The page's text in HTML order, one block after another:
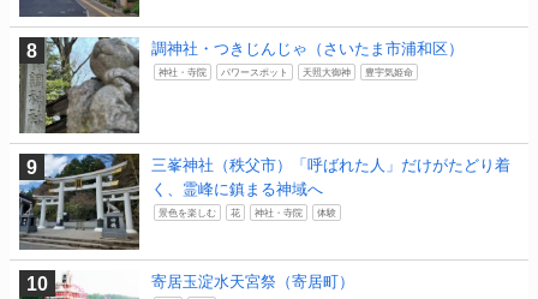
調神社・つきじんじゃ（さいたま市浦和区）
神社・寺院 パワースポット 天照大御神 豊宇気姫命
三峯神社（秩父市）「呼ばれた人」だけがたどり着
く、霊峰に鎮まる神域へ
景色を楽しむ 花 神社・寺院 体験
寄居玉淀水天宮祭（寄居町）